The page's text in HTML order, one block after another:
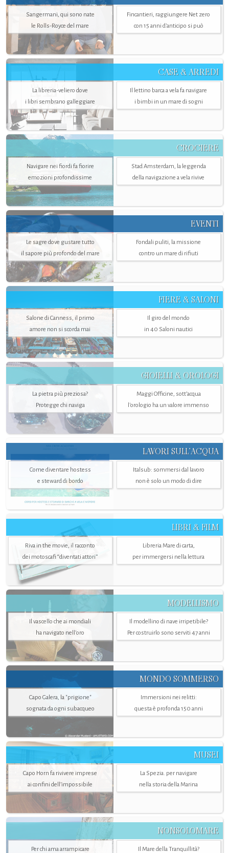
Sangermani, qui sono nate
le Rolls-Royce del mare
Fincantieri, raggiungere Net zero
con 15 anni d'anticipo si può
CASE & ARREDI
La libreria-veliero dove
i libri sembrano galleggiare
Il lettino barca a vela fa navigare
i bimbi in un mare di sogni
CROCIERE
Navigare nei fiordi fa fiorire
emozioni profondissime
Stad Amsterdam, la leggenda
della navigazione a vela rivive
EVENTI
Le sagre dove gustare tutto
il sapore più profondo del mare
Fondali puliti, la missione
contro un mare di rifiuti
FIERE & SALONI
Salone di Canness, il primo
amore non si scorda mai
Il giro del mondo
in 40 Saloni nautici
GIOIELLI & OROLOGI
La pietra più preziosa?
Protegge chi naviga
Maggi Officine, sott’acqua
l'orologio ha un valore immenso
LAVORI SULL’ACQUA
Come diventare hostess
e steward di bordo
Italsub: sommersi dal lavoro
non è solo un modo di dire
LIBRI & FILM
Riva in the movie, il racconto
dei motoscafi “diventati attori”
Libreria Mare di carta,
per immergersi nella lettura
MODELLISMO
Il vascello che ai mondiali
ha navigato nell’oro
Il modellino di nave irripetibile?
Per costruirlo sono serviti 47 anni
MONDO SOMMERSO
Capo Galera, la "prigione"
sognata da ogni subacqueo
Immersioni nei relitti:
questa è profonda 150 anni
MUSEI
Capo Horn fa rivivere imprese
ai confini dell’impossibile
La Spezia. per navigare
nella storia della Marina
NONSOLOMARE
Per chi ama arrampicare
Il Mare della Tranquillità?